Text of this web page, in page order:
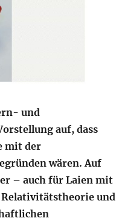
und
auf, dass
mit der
wären. Auf
– auch für Laien mit
und